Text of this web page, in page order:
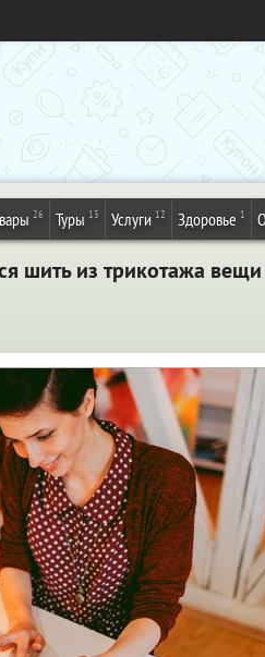
26 Туры 13 Услуги 12 Здоровье 1
шить из трикотажа